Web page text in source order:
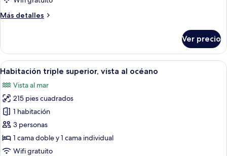
vista
Más detalles
Más
triple
de
lujo,
al
océano
Ver precio
Abrir
todas
las
fotos
de
Habitación
triple
superior,
Un dormitorio con una cama, un
7
Habitación triple superior, vista al océano
Vista al mar
215 pies cuadrados
1 habitación
3 personas
1 cama doble y 1 cama individual
Wifi gratuito